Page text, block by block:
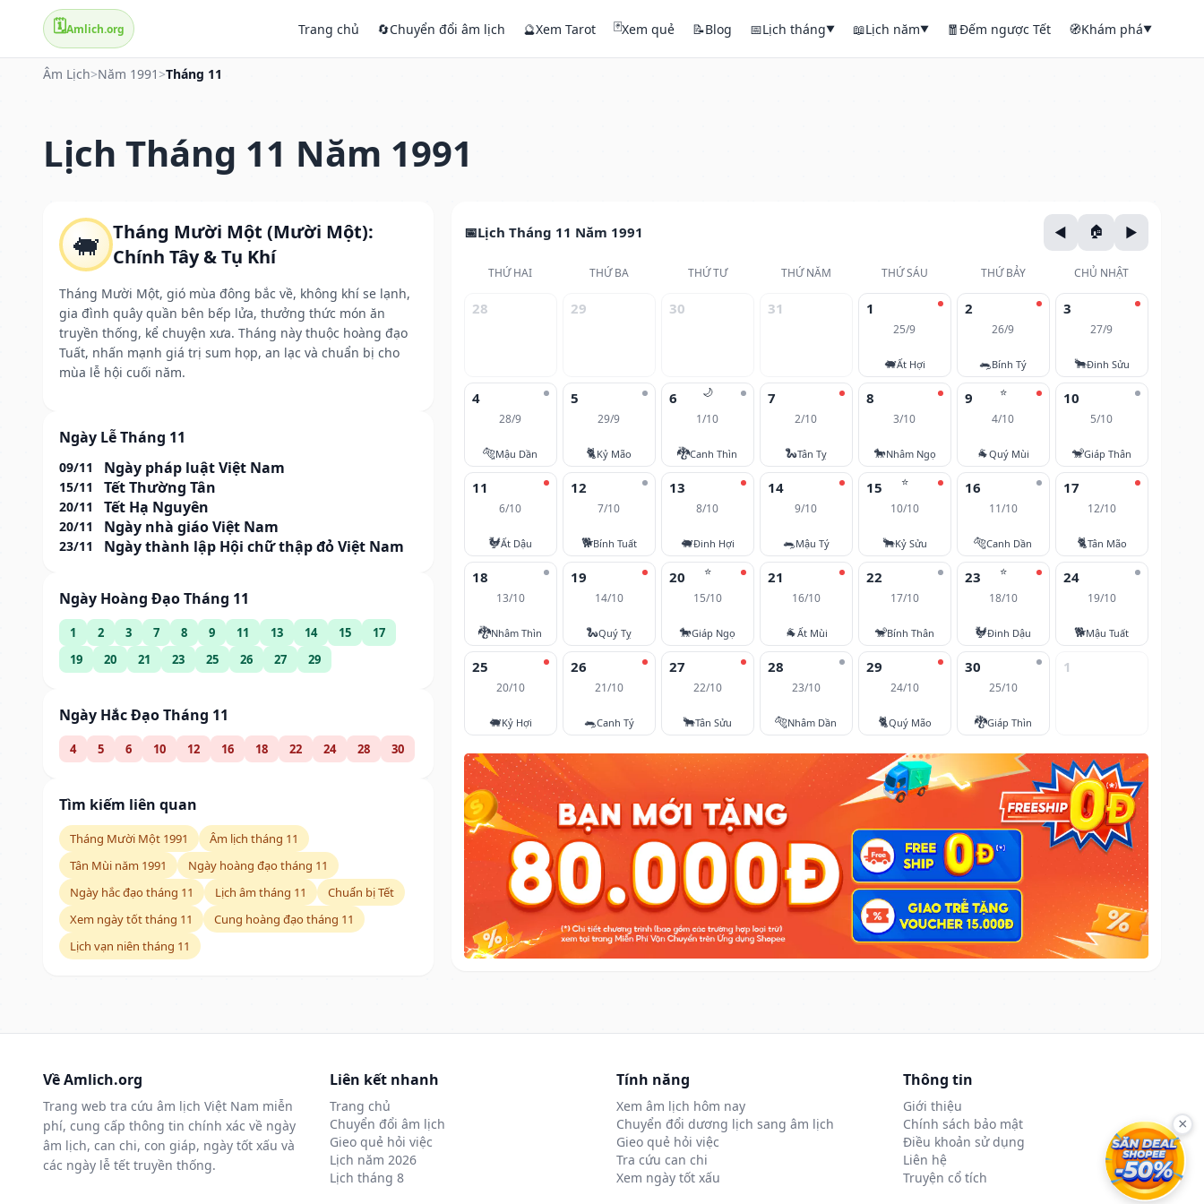
🗓️Amlich.org Trang chủ 🔄Chuyển đổi âm lịch 🔮Xem Tarot 🃏Xem quẻ 📝Blog 📅Lịch tháng▼ 📖Lịch năm▼ 🧧Đếm ngược Tết 🧭Khám phá▼
Âm Lịch>Năm 1991 >Tháng 11
Lịch Tháng 11 Năm 1991
🐖 Tháng Mười Một (Mười Một):
Chính Tây & Tụ Khí
Tháng Mười Một, gió mùa đông bắc về, không khí se lạnh,
gia đình quây quần bên bếp lửa, thưởng thức món ăn
truyền thống, kể chuyện xưa. Tháng này thuộc hoàng đạo
Tuất, nhấn mạnh giá trị sum họp, an lạc và chuẩn bị cho
mùa lễ hội cuối năm.
Ngày Lễ Tháng 11
09/11 Ngày pháp luật Việt Nam
15/11 Tết Thường Tân
20/11 Tết Hạ Nguyên
20/11 Ngày nhà giáo Việt Nam
23/11 Ngày thành lập Hội chữ thập đỏ Việt Nam
Ngày Hoàng Đạo Tháng 11
1 2 3 7 8 9 11 13 14 15
17
19
20 21 23 25 26 27 29
Ngày Hắc Đạo Tháng 11
4 5 6 10 12 16 18 22 24 28 30
Tìm kiếm liên quan
Tháng Mười Một 1991
Âm lịch tháng 11
Tân Mùi năm 1991
Ngày hoàng đạo tháng 11
Ngày hắc đạo tháng 11
Lịch âm tháng 11
Chuẩn bị Tết
Xem ngày tốt tháng 11
Cung hoàng đạo tháng 11
Lịch vạn niên tháng 11
Lịch Tháng 11 Năm 1991
THỨ HAI THỨ BA THỨ TƯ THỨ NĂM THỨ SÁU THỨ BẢY CHỦ NHẬT
28 29 30 31 1
25/9
🐖Ất Hợi
2
26/9
🐀Bính Tý
3
27/9
🐂Đinh Sửu
4
28/9
🐅Mậu Dần
5
29/9
🐈Kỷ Mão
🌙
6
1/10
🐉Canh Thìn
7
2/10
🐍Tân Tỵ
8
3/10
🐎Nhâm Ngọ
⭐
9
4/10
🐐Quý Mùi
10
5/10
🐒Giáp Thân
11
6/10
🐓Ất Dậu
12
7/10
🐕Bính Tuất
13
8/10
🐖Đinh Hợi
14
9/10
🐀Mậu Tý
⭐
15
10/10
🐂Kỷ Sửu
16
11/10
🐅Canh Dần
17
12/10
🐈Tân Mão
18
13/10
🐉Nhâm Thìn
19
14/10
🐍Quý Tỵ
⭐
20
15/10
🐎Giáp Ngọ
21
16/10
🐐Ất Mùi
22
17/10
🐒Bính Thân
⭐
23
18/10
🐓Đinh Dậu
24
19/10
🐕Mậu Tuất
25
20/10
🐖Kỷ Hợi
26
21/10
🐀Canh Tý
27
22/10
🐂Tân Sửu
28
23/10
🐅Nhâm Dần
29
24/10
🐈Quý Mão
30
25/10
🐉Giáp Thìn
1
Về Amlich.org
Trang web tra cứu âm lịch Việt Nam miễn
phí, cung cấp thông tin chính xác về ngày
âm lịch, can chi, con giáp, ngày tốt xấu và
các ngày lễ tết truyền thống.
Liên kết nhanh
Trang chủ
Chuyển đổi âm lịch
Gieo quẻ hỏi việc
Lịch năm 2026
Lịch tháng 8
Tính năng
Xem âm lịch hôm nay
Chuyển đổi dương lịch sang âm lịch
Gieo quẻ hỏi việc
Tra cứu can chi
Xem ngày tốt xấu
Thông tin
Giới thiệu
Chính sách bảo mật
Điều khoản sử dụng
Liên hệ
Truyện cổ tích
×